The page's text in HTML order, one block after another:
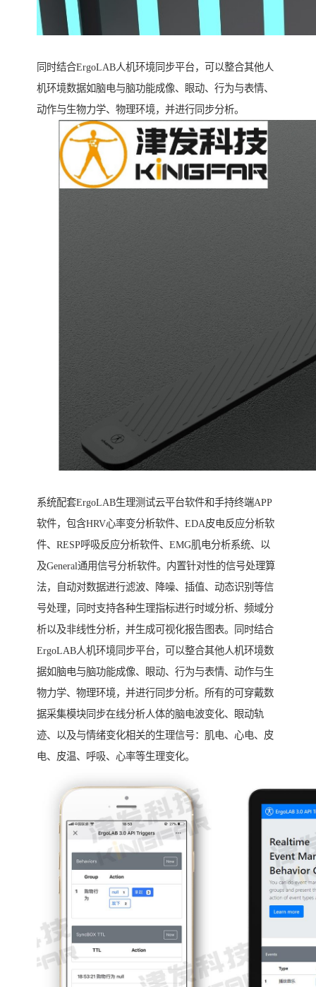
同时结合ErgoLAB人机环境同步平台，可以整合其他人
机环境数据如脑电与脑功能成像、眼动、行为与表情、
动作与生物力学、物理环境，并进行同步分析。
系统配套ErgoLAB生理测试云平台软件和手持终端APP
软件，包含HRV心率变分析软件、EDA皮电反应分析软
件、RESP呼吸反应分析软件、EMG肌电分析系统、以
及General通用信号分析软件。内置针对性的信号处理算
法，自动对数据进行滤波、降噪、插值、动态识别等信
号处理，同时支持各种生理指标进行时域分析、频域分
析以及非线性分析，并生成可视化报告图表。同时结合
ErgoLAB人机环境同步平台，可以整合其他人机环境数
据如脑电与脑功能成像、眼动、行为与表情、动作与生
物力学、物理环境，并进行同步分析。所有的可穿戴数
据采集模块同步在线分析人体的脑电波变化、眼动轨
迹、以及与情绪变化相关的生理信号：肌电、心电、皮
电、皮温、呼吸、心率等生理变化。